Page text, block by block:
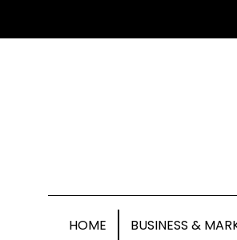
HOME BUSINESS &